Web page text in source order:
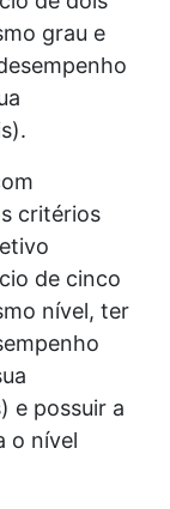
grau e
critérios
de cinco
nível, ter
e possuir a
o nível